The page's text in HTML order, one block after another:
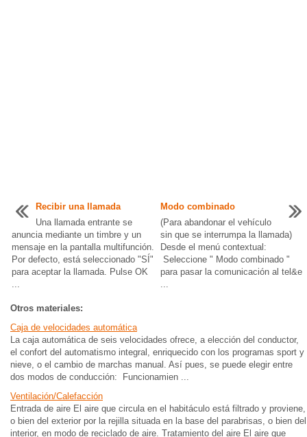
Recibir una llamada
Una llamada entrante se
anuncia mediante un timbre y un
mensaje en la pantalla multifunción.
Por defecto, está seleccionado "SÍ"
para aceptar la llamada. Pulse OK
...
Modo combinado
(Para abandonar el vehículo
sin que se interrumpa la llamada)
Desde el menú contextual:
Seleccione " Modo combinado "
para pasar la comunicación al tel&e
...
Otros materiales:
Caja de velocidades automática
La caja automática de seis velocidades ofrece, a elección del conductor,
el confort del automatismo integral, enriquecido con los programas sport y
nieve, o el cambio de marchas manual. Así pues, se puede elegir entre
dos modos de conducción: Funcionamien ...
Ventilación/Calefacción
Entrada de aire El aire que circula en el habitáculo está filtrado y proviene,
o bien del exterior por la rejilla situada en la base del parabrisas, o bien del
interior, en modo de reciclado de aire. Tratamiento del aire El aire que